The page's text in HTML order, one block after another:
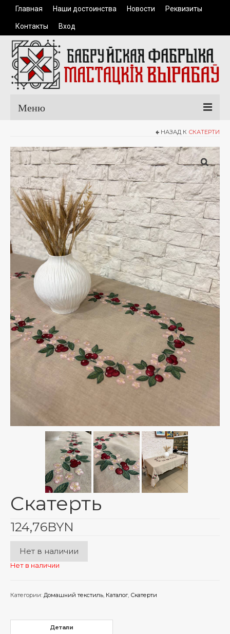
Главная Наши достоинства Новости Реквизиты
Контакты Вход
Меню
Каталог продукции
Одежда
Керамические изделия
Сувенирная продукция
Доставка и оплата
Тарифы на пересылку почтовых отправлений
Маршруты – зональное деление
Адреса отделений ЗАО “Европочта”
График доставки по Беларуси СООО “M&M
Милитцер & Мюнх”
О нас
Корзина
НАЗАД К СКАТЕРТИ
Скатерть
124,76BYN
Нет в наличии
Нет в наличии
Категории: Домашний текстиль, Каталог, Скатерти
Детали